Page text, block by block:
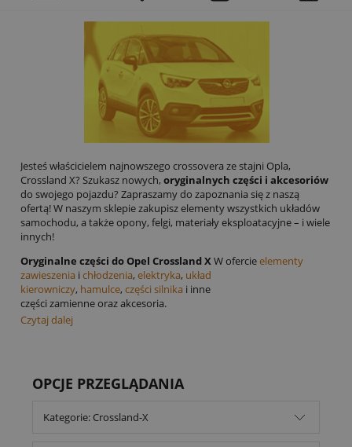
Jesteś właścicielem najnowszego crossovera ze stajni Opla,
Crossland X? Szukasz nowych, oryginalnych części i akcesoriów
do swojego pojazdu? Zapraszamy do zapoznania się z naszą
ofertą! W naszym sklepie zakupisz elementy wszystkich układów
samochodu, a także opony, felgi, materiały eksploatacyjne – i wiele
innych!
Oryginalne części do Opel Crossland XW ofercieelementy
zawieszenia i chłodzenia, elektryka, układ
kierowniczy, hamulce, części silnika i inne
części zamienne oraz akcesoria.
Czytaj dalej
OPCJE PRZEGLĄDANIA
Kategorie: Crossland-X